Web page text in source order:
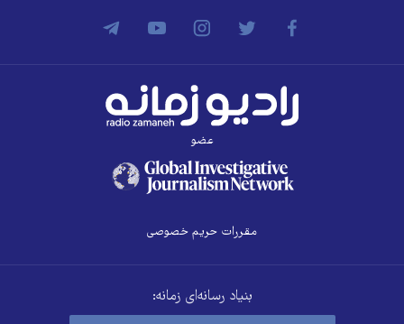
عضو
مقررات حریم خصوصی
بنیاد رسانه‌ای زمانه: